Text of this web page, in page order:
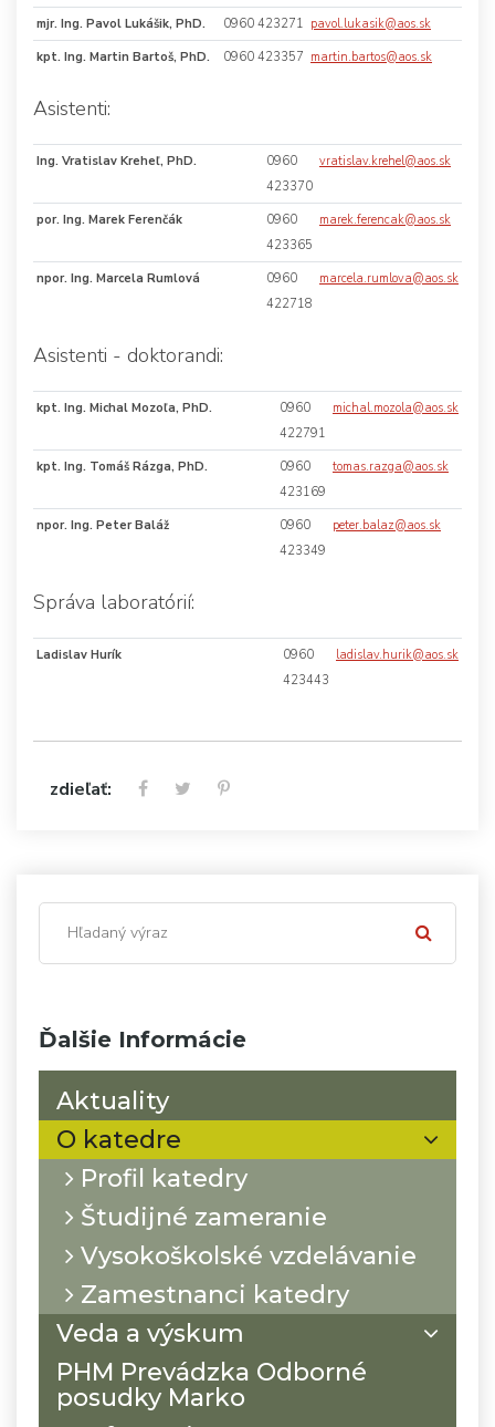
Ďalšie Informácie
Aktuality
O katedre
Profil katedry
Študijné zameranie
Vysokoškolské vzdelávanie
Zamestnanci katedry
Veda a výskum
PHM Prevádzka Odborné
posudky Marko
mjr. Ing. Pavol Lukášik, PhD. 0960 423271 pavol.lukasik@aos.sk
kpt. Ing. Martin Bartoš, PhD.
0960 423357 martin.bartos@aos.sk
Asistenti:
Ing. Vratislav Kreheľ, PhD.
0960
423370
vratislav.krehel@aos.sk
por. Ing. Marek Ferenčák
0960
423365
marek.ferencak@aos.sk
npor. Ing. Marcela Rumlová
0960
422718
marcela.rumlova@aos.sk
Asistenti - doktorandi:
kpt. Ing. Michal Mozoľa, PhD.
0960
422791
michal.mozola@aos.sk
kpt. Ing. Tomáš Rázga, PhD.
0960
423169
tomas.razga@aos.sk
npor. Ing. Peter Baláž
0960
423349
peter.balaz@aos.sk
Správa laboratórií:
Ladislav Hurík
0960
423443
ladislav.hurik@aos.sk
zdieľať: